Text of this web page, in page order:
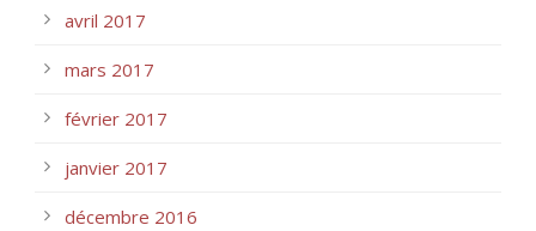
avril 2017
mars 2017
février 2017
janvier 2017
décembre 2016